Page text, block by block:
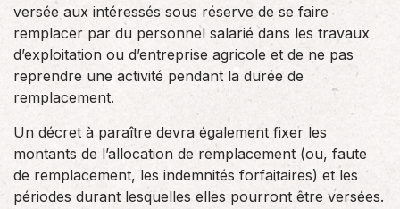
versée aux intéressés sous réserve de se faire
remplacer par du personnel salarié dans les travaux
d’exploitation ou d’entreprise agricole et de ne pas
reprendre une activité pendant la durée de
remplacement.
Un décret à paraître devra également fixer les
montants de l’allocation de remplacement (ou, faute
de remplacement, les indemnités forfaitaires) et les
périodes durant lesquelles elles pourront être versées.